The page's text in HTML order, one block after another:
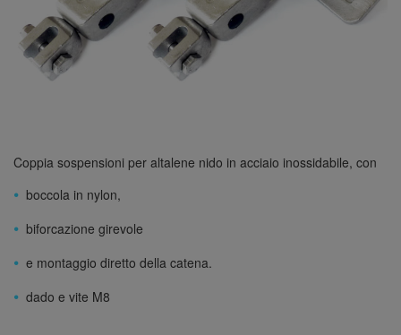
Coppia sospensioni per altalene nido in acciaio inossidabile, con
boccola in nylon,
biforcazione girevole
e montaggio diretto della catena.
dado e vite M8